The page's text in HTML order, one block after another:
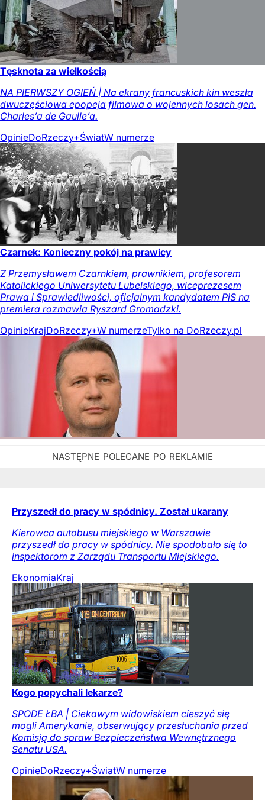
Tęsknota za wielkością
NA PIERWSZY OGIEŃ | Na ekrany francuskich kin weszła
dwuczęściowa epopeja filmowa o wojennych losach gen.
Charles’a de Gaulle’a.
OpinieDoRzeczy+ŚwiatW numerze
Czarnek: Konieczny pokój na prawicy
Z Przemysławem Czarnkiem, prawnikiem, profesorem
Katolickiego Uniwersytetu Lubelskiego, wiceprezesem
Prawa i Sprawiedliwości, oficjalnym kandydatem PiS na
premiera rozmawia Ryszard Gromadzki.
OpinieKrajDoRzeczy+W numerzeTylko na DoRzeczy.pl
Przyszedł do pracy w spódnicy. Został ukarany
Kierowca autobusu miejskiego w Warszawie
przyszedł do pracy w spódnicy. Nie spodobało się to
inspektorom z Zarządu Transportu Miejskiego.
EkonomiaKraj
Kogo popychali lekarze?
SPODE ŁBA | Ciekawym widowiskiem cieszyć się
mogli Amerykanie, obserwujący przesłuchania przed
Komisją do spraw Bezpieczeństwa Wewnętrznego
Senatu USA.
OpinieDoRzeczy+ŚwiatW numerze